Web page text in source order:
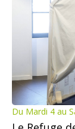
Du Mardi 4 au